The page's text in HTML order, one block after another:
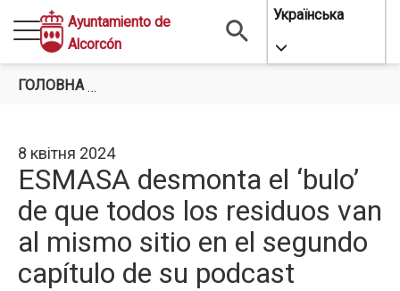
Перейти
до
основного
вмісту
Ayuntamiento de
Alcorcón
Українська
Toggle
ГОЛОВНА
8 квітня 2024
ESMASA desmonta el ‘bulo’
de que todos los residuos van
al mismo sitio en el segundo
capítulo de su podcast